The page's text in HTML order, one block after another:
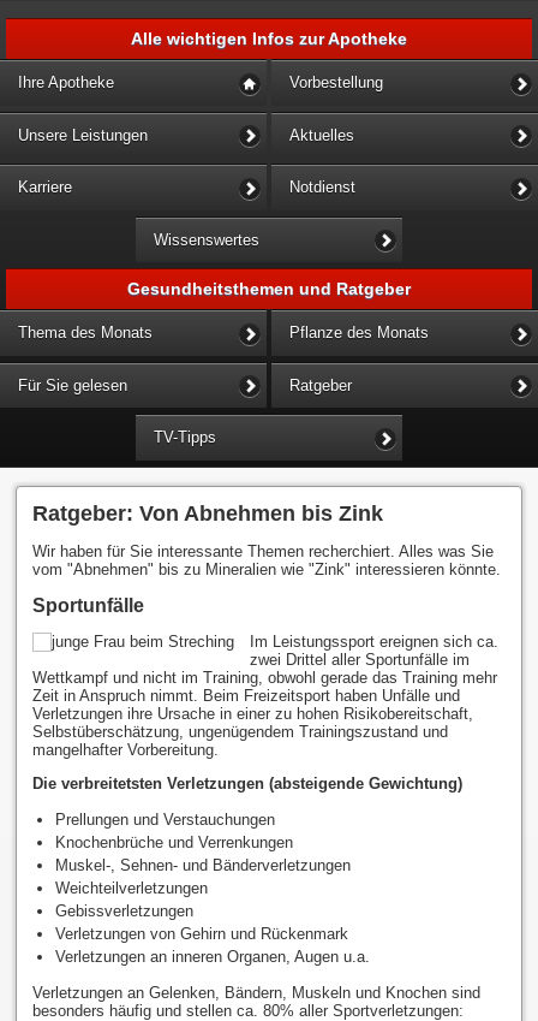
Alle wichtigen Infos zur Apotheke
Ihre Apotheke Vorbestellung
Unsere Leistungen Aktuelles
Karriere Notdienst
Wissenswertes
Gesundheitsthemen und Ratgeber
Thema des Monats Pflanze des Monats
Für Sie gelesen Ratgeber
TV-Tipps
Ratgeber: Von Abnehmen bis Zink
Wir haben für Sie interessante Themen recherchiert. Alles was Sie
vom "Abnehmen" bis zu Mineralien wie "Zink" interessieren könnte.
Sportunfälle
Im Leistungssport ereignen sich ca.
zwei Drittel aller Sportunfälle im
Wettkampf und nicht im Training, obwohl gerade das Training mehr
Zeit in Anspruch nimmt. Beim Freizeitsport haben Unfälle und
Verletzungen ihre Ursache in einer zu hohen Risikobereitschaft,
Selbstüberschätzung, ungenügendem Trainingszustand und
mangelhafter Vorbereitung.
Die verbreitetsten Verletzungen (absteigende Gewichtung)
Prellungen und Verstauchungen
Knochenbrüche und Verrenkungen
Muskel-, Sehnen- und Bänderverletzungen
Weichteilverletzungen
Gebissverletzungen
Verletzungen von Gehirn und Rückenmark
Verletzungen an inneren Organen, Augen u.a.
Verletzungen an Gelenken, Bändern, Muskeln und Knochen sind
besonders häufig und stellen ca. 80% aller Sportverletzungen: